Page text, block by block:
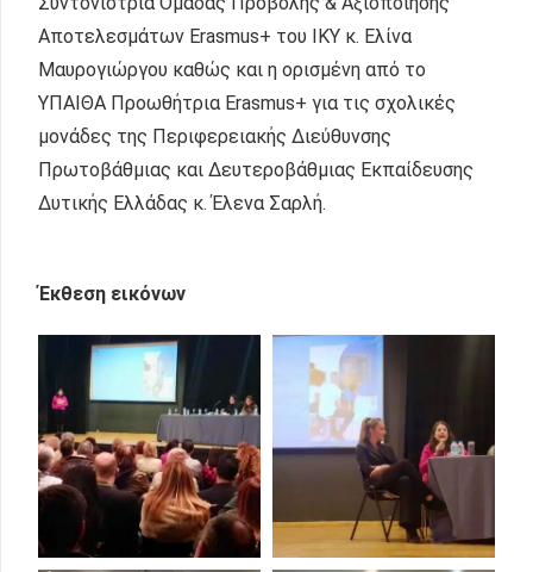
Αποτελεσμάτων Erasmus+ του ΙΚΥ κ. Ελίνα
Μαυρογιώργου καθώς και η ορισμένη από το
ΥΠΑΙΘΑ Προωθήτρια Erasmus+ για τις σχολικές
μονάδες της Περιφερειακής Διεύθυνσης
Πρωτοβάθμιας και Δευτεροβάθμιας Εκπαίδευσης
Δυτικής Ελλάδας κ. Έλενα Σαρλή.
Έκθεση εικόνων